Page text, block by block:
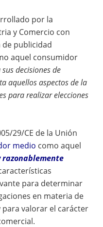
por la
y Comercio con
publicidad
aquel consumidor
decisiones de
aquellos aspectos de la
para realizar elecciones
29/CE de la Unión
medio como aquel
para determinar
en materia de
valorar el carácter